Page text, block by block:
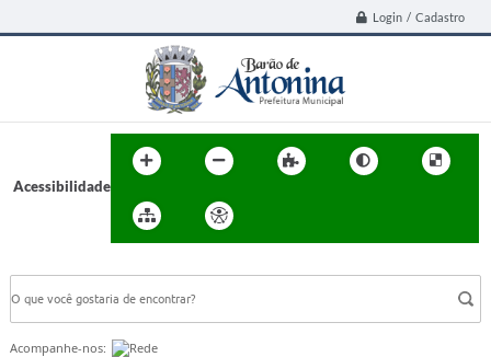
Login / Cadastro
Acessibilidade
Acompanhe-nos: